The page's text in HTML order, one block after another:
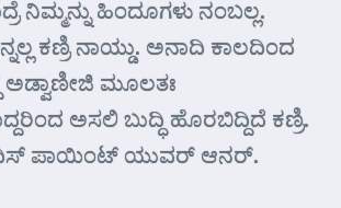
ನಿಮ್ಮನ್ನು ಹಿಂದೂಗಳು ನಂಬಲ್ಲ.
ಕಣ್ರಿ ನಾಯ್ಡು. ಅನಾದಿ ಕಾಲದಿಂದ
ಅಡ್ವಾಣೀಜಿ ಮೂಲತಃ
ಅಸಲಿ ಬುದ್ಧಿ ಹೊರಬಿದ್ದಿದೆ ಕಣ್ರಿ.
ಪಾಯಿಂಟ್ ಯುವರ್‍ ಆನರ್‍.